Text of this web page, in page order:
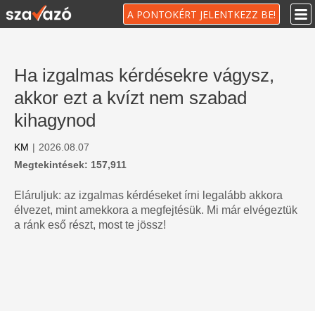
A PONTOKÉRT JELENTKEZZ BE!
Ha izgalmas kérdésekre vágysz,
akkor ezt a kvízt nem szabad
kihagynod
KM | 2026.08.07
Megtekintések: 157,911
Eláruljuk: az izgalmas kérdéseket írni legalább akkora
élvezet, mint amekkora a megfejtésük. Mi már elvégeztük
a ránk eső részt, most te jössz!